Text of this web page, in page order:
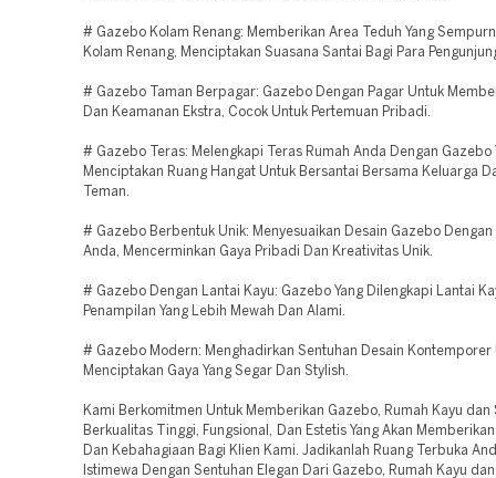
# Gazebo Kolam Renang: Memberikan Area Teduh Yang
Kolam Renang, Menciptakan Suasana Santai Bagi Para
# Gazebo Taman Berpagar: Gazebo Dengan Pagar Untuk
Dan Keamanan Ekstra, Cocok Untuk Pertemuan Pribadi.
# Gazebo Teras: Melengkapi Teras Rumah Anda Dengan Gazebo
Menciptakan Ruang Hangat Untuk Bersantai Bersama Keluarga
Teman.
# Gazebo Berbentuk Unik: Menyesuaikan Desain Gazebo Dengan
Anda, Mencerminkan Gaya Pribadi Dan Kreativitas Unik.
# Gazebo Dengan Lantai Kayu: Gazebo Yang Dilengkapi Lantai
Penampilan Yang Lebih Mewah Dan Alami.
# Gazebo Modern: Menghadirkan Sentuhan Desain Kontemporer
Menciptakan Gaya Yang Segar Dan Stylish.
Kami Berkomitmen Untuk Memberikan Gazebo, Rumah Kayu dan
Berkualitas Tinggi, Fungsional, Dan Estetis Yang Akan
Dan Kebahagiaan Bagi Klien Kami. Jadikanlah Ruang Terbuka
Istimewa Dengan Sentuhan Elegan Dari Gazebo, Rumah Kayu